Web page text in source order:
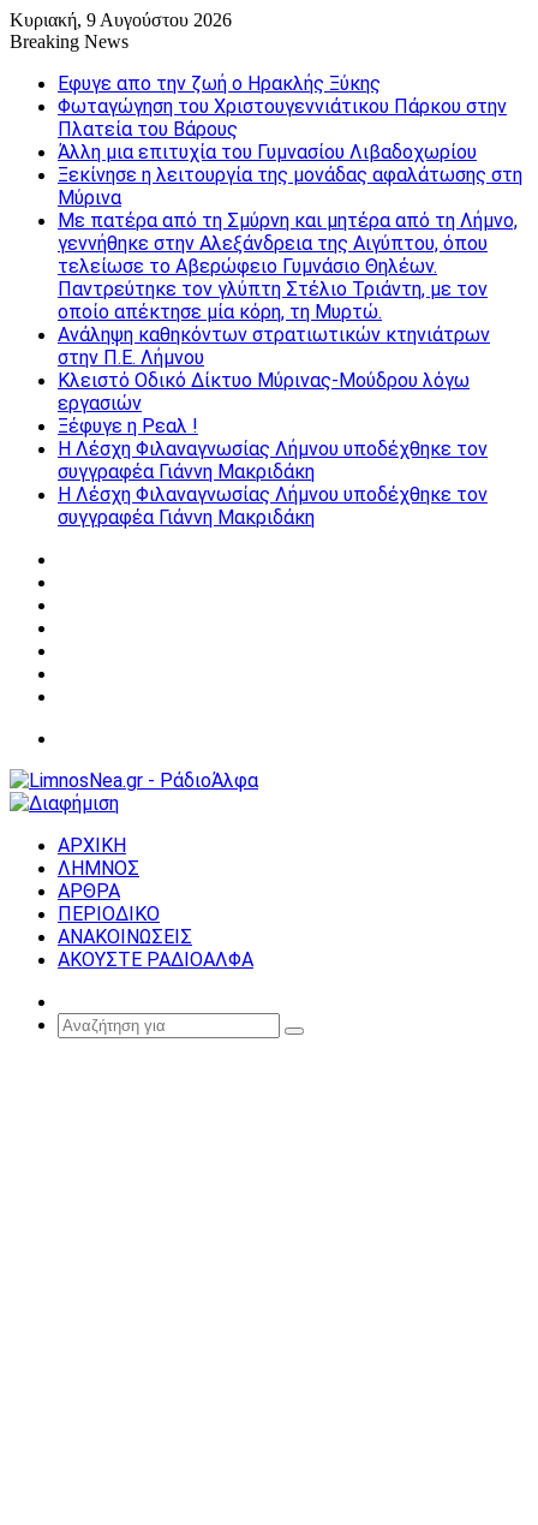
Κυριακή, 9 Αυγούστου 2026
Breaking News
Εφυγε απο την ζωή o Ηρακλής Ξύκης
Φωταγώγηση του Χριστουγεννιάτικου Πάρκου στην
Πλατεία του Βάρους
Άλλη μια επιτυχία του Γυμνασίου Λιβαδοχωρίου
Ξεκίνησε η λειτουργία της μονάδας αφαλάτωσης στη
Μύρινα
Με πατέρα από τη Σμύρνη και μητέρα από τη Λήμνο,
γεννήθηκε στην Αλεξάνδρεια της Αιγύπτου, όπου
τελείωσε το Αβερώφειο Γυμνάσιο Θηλέων.
Παντρεύτηκε τον γλύπτη Στέλιο Τριάντη, με τον
οποίο απέκτησε μία κόρη, τη Μυρτώ.
Ανάληψη καθηκόντων στρατιωτικών κτηνιάτρων
στην Π.Ε. Λήμνου
Κλειστό Οδικό Δίκτυο Μύρινας-Μούδρου λόγω
εργασιών
Ξέφυγε η Ρεαλ !
Η Λέσχη Φιλαναγνωσίας Λήμνου υποδέχθηκε τον
συγγραφέα Γιάννη Μακριδάκη
Η Λέσχη Φιλαναγνωσίας Λήμνου υποδέχθηκε τον
συγγραφέα Γιάννη Μακριδάκη
ΑΡΧΙΚΗ
ΛΗΜΝΟΣ
ΑΡΘΡΑ
ΠΕΡΙΟΔΙΚΟ
ΑΝΑΚΟΙΝΩΣΕΙΣ
ΑΚΟΥΣΤΕ ΡΑΔΙΟΑΛΦΑ
Article
Αναζήτηση